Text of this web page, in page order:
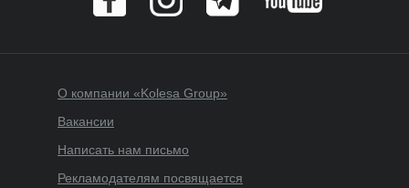
О компании «Kolesa Group»
Вакансии
Написать нам письмо
Рекламодателям посвящается